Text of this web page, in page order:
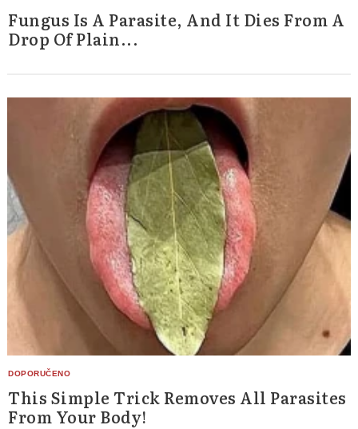
Fungus Is A Parasite, And It Dies From A
Drop Of Plain...
This Simple Trick Removes All Parasites
From Your Body!